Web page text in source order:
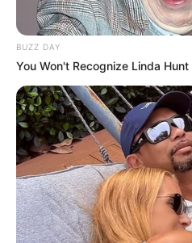
BUZZ DAY
You Won't Recognize Linda